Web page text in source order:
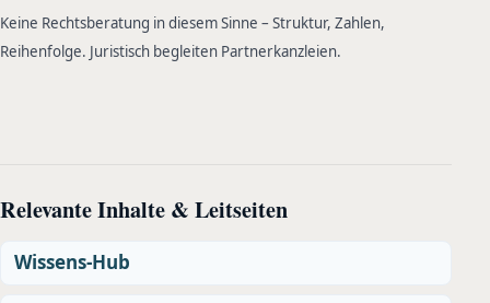
Keine Rechtsberatung in diesem Sinne – Struktur, Zahlen,
Reihenfolge. Juristisch begleiten Partnerkanzleien.
Relevante Inhalte & Leitseiten
Wissens-Hub